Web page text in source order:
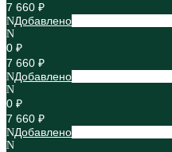
7 660 ₽
Добавлено
0 ₽
7 660 ₽
Добавлено
0 ₽
7 660 ₽
Добавлено